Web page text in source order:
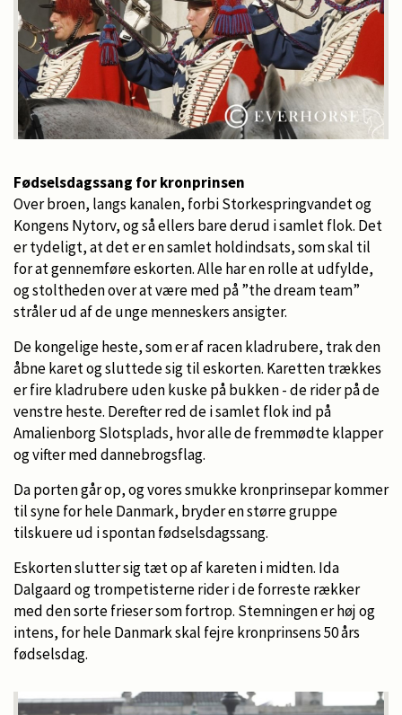
Fødselsdagssang for kronprinsen
Over broen, langs kanalen, forbi Storkespringvandet og
Kongens Nytorv, og så ellers bare derud i samlet flok. Det
er tydeligt, at det er en samlet holdindsats, som skal til
for at gennemføre eskorten. Alle har en rolle at udfylde,
og stoltheden over at være med på ”the dream team”
stråler ud af de unge menneskers ansigter.
De kongelige heste, som er af racen kladrubere, trak den
åbne karet og sluttede sig til eskorten. Karetten trækkes
er fire kladrubere uden kuske på bukken - de rider på de
venstre heste. Derefter red de i samlet flok ind på
Amalienborg Slotsplads, hvor alle de fremmødte klapper
og vifter med dannebrogsflag.
Da porten går op, og vores smukke kronprinsepar kommer
til syne for hele Danmark, bryder en større gruppe
tilskuere ud i spontan fødselsdagssang.
Eskorten slutter sig tæt op af kareten i midten. Ida
Dalgaard og trompetisterne rider i de forreste rækker
med den sorte frieser som fortrop. Stemningen er høj og
intens, for hele Danmark skal fejre kronprinsens 50 års
fødselsdag.